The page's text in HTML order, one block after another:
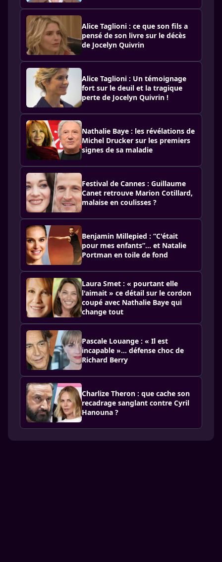
Alice Taglioni : ce que son fils a
pensé de son livre sur le décès
de Jocelyn Quivrin
Alice Taglioni : Un témoignage
fort sur le deuil et la tragique
perte de Jocelyn Quivrin !
Nathalie Baye : les révélations de
Michel Drucker sur les premiers
signes de sa maladie
Festival de Cannes : Guillaume
Canet retrouve Marion Cotillard,
malaise en coulisses ?
Benjamin Millepied : “C'était
pour mes enfants”… et Natalie
Portman en toile de fond
Laura Smet : « pourtant elle
l'aimait » ce détail sur le cordon
coupé avec Nathalie Baye qui
change tout
Pascale Louange : « Il est
incapable »… défense choc de
Richard Berry
Charlize Theron : que cache son
recadrage sanglant contre Cyril
Hanouna ?